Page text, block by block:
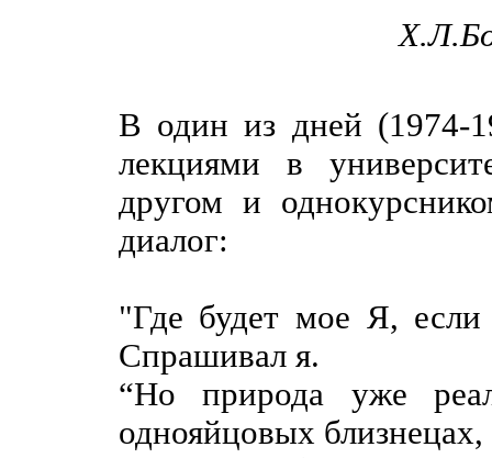
В один из дней (1974-
лекциями в
другом и
диалог:
"Где будет мое Я, если
Спрашивал я.
“Но природа уже
однояйцовых